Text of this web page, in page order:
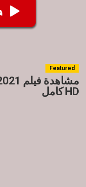
Featured
HD كامل